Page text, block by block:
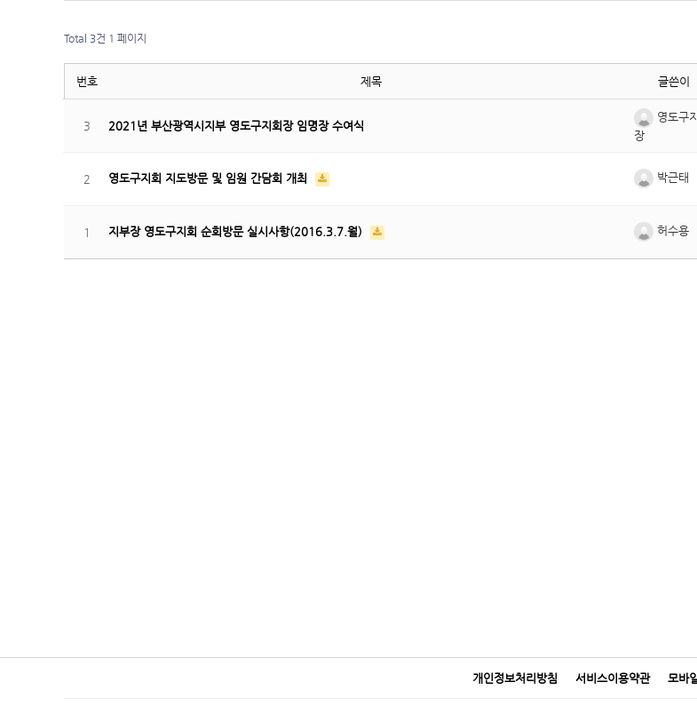
Total 3건 1 페이지
번호 제목 글쓴이
3 2021년 부산광역시지부 영도구지회장 임명장 수여식
영도구
장
2 영도구지회 지도방문 및 임원 간담회 개최 박근태
1 지부장 영도구지회 순회방문 실시사항(2016.3.7.월) 허수용
개인정보처리방침 서비스이용약관 모바